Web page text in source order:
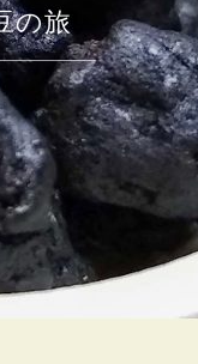
の旅